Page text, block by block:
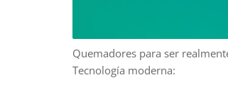
Quemadores para ser
Tecnología moderna: